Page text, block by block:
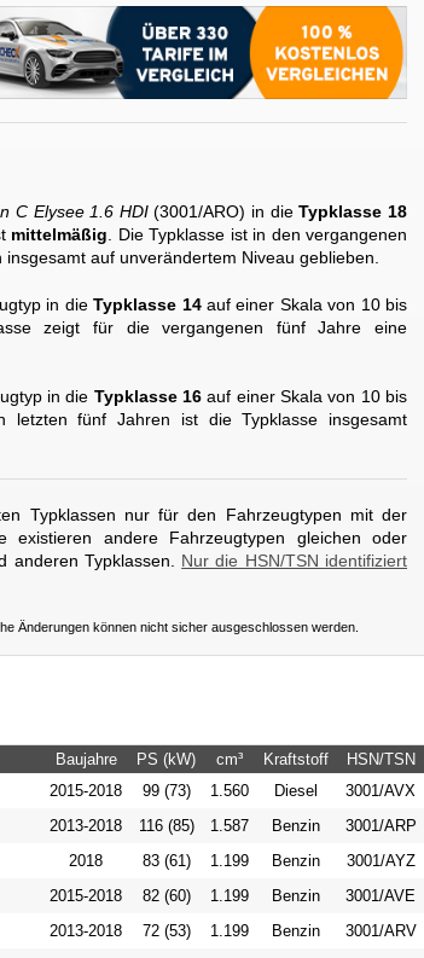
C Elysee 1.6 HDI(3001/ARO) in dieTypklasse 18
mittelmäßig . Die Typklasse ist in den vergangenen
auf unverändertem Niveau geblieben.
in dieTypklasse 14auf einer Skala von 10 bis
zeigt für die vergangenen fünf Jahre eine
in die Typklasse 16 auf einer Skala von 10 bis
letzten fünf Jahren ist die Typklasse insgesamt
Typklassen nur für den Fahrzeugtypen mit der
existieren andere Fahrzeugtypen gleichen oder
anderen Typklassen. Nur die HSN/TSN identifiziert
Änderungen können nicht sicher ausgeschlossen werden.
Baujahre PS (kW) cm³ Kraftstoff
HSN/TSN
2015-2018 99 (73) 1.560 Diesel
3001/AVX
2013-2018 116 (85) 1.587 Benzin
3001/ARP
2018 83 (61) 1.199 Benzin
3001/AYZ
2015-2018 82 (60) 1.199 Benzin
3001/AVE
2013-2018 72 (53) 1.199 Benzin
3001/ARV